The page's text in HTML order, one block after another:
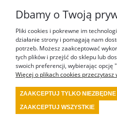
Dołącz do nas:
Najczęściej wyszukiwane
prezenty motorsport fotel biurowy OMP
wyposażenie rajdowe turn one
kombinezon kartingowy kombinezon OMP
system gaśniczy fia wyposażenie serwisu
wyposażenie kierowcy rajdowego
kask
kombinezon fia kombinezon rajdowy
gadżety tanie akcesoria motorsport
Dbamy o Twoją
Pliki cookies i pokrewne im
działanie strony i pomagają nam
potrzeb. Możesz zaakceptować
tych plików i przejść do sklepu lub
swoich preferencji, wybierając opcję
Więcej o plikach cookies
ZAAKCEPTUJ TYLKO NIEZBĘDNE
ZAAKCEPTUJ WSZYSTKIE